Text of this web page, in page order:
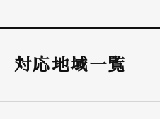
対応地域一覧